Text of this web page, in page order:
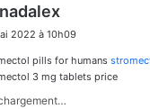
t
:
2022 à 10h09
pills for humans
3 mg tablets price